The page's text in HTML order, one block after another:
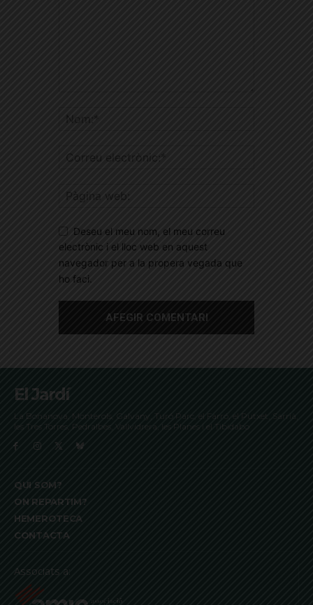
Deseu el meu nom, el meu correu
electrònic i el lloc web en aquest
navegador per a la propera vegada que
ho faci.
El Jardí
La Bonanova, Monterols, Galvany, Turó Parc, el Farró, el Putxet, Sarrià,
les Tres Torres, Pedralbes, Vallvidrera, les Planes i el Tibidabo
QUI SOM?
ON REPARTIM?
HEMEROTECA
CONTACTA
Associats a: